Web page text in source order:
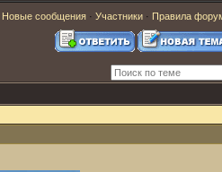
Новые сообщения · Участники · Правила